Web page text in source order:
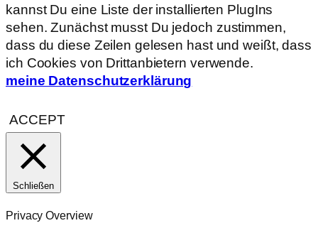
kannst Du eine Liste der installierten PlugIns
sehen. Zunächst musst Du jedoch zustimmen,
dass du diese Zeilen gelesen hast und weißt, dass
ich Cookies von Drittanbietern verwende.
meine Datenschutzerklärung
ACCEPT
Schließen
Privacy Overview